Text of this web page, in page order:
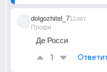
dolgozhitel_7
Профи
11лет
Де Росси
1